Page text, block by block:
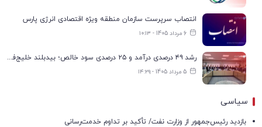
انتصاب سرپرست سازمان منطقه ویژه اقتصادی انرژی پارس
6 مرداد 1405 - ۱۰:۱۳
رشد ۴۹ درصدی درآمد و ۲۵ درصدی سود خالص؛ بیدبلند خلیج‌فارس سال ۱۴۰۴ را با رکوردهای جدید به پایان رساند
5 مرداد 1405 - ۱۴:۲۹
سیاسی
بازدید رئیس‌جمهور از وزارت نفت/ تأکید بر تداوم خدمت‌رسانی